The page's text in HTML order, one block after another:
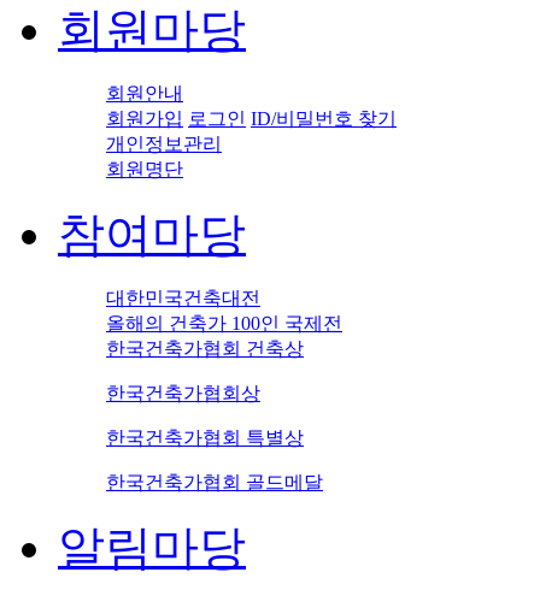
회원마당
회원안내
회원가입 로그인 ID/비밀번호 찾기
개인정보관리
회원명단
참여마당
대한민국건축대전
올해의 건축가 100인 국제전
한국건축가협회 건축상
한국건축가협회상
한국건축가협회 특별상
한국건축가협회 골드메달
알림마당